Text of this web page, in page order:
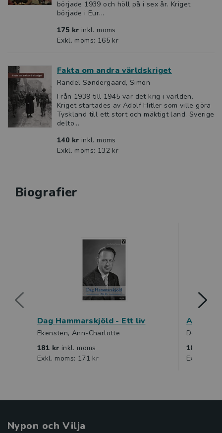
började 1939 och höll på i sex år. Kriget
började i Eur...
175 kr inkl. moms
Exkl. moms: 165 kr
Fakta om andra världskriget
Randel Søndergaard, Simon
Från 1939 till 1945 var det krig i världen.
Kriget startades av Adolf Hitler som ville göra
Tyskland till ett stort och mäktigt land. Sverige
delto...
140 kr inkl. moms
Exkl. moms: 132 kr
Biografier
Dag Hammarskjöld - Ett liv
Ekensten, Ann-Charlotte
181 kr inkl. moms
Exkl. moms: 171 kr
Adolf
181 kr
Exkl.
Nypon och Vilja